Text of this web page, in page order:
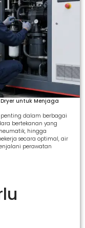
untuk Menjaga
penting dalam berbagai
bertekanan yang
hingga
secara optimal, air
perawatan